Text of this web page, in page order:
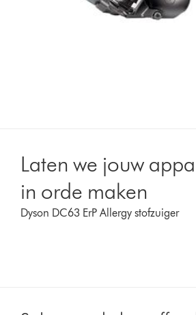
Laten we jouw
in orde maken
Dyson DC63 ErP Allergy stofzuiger